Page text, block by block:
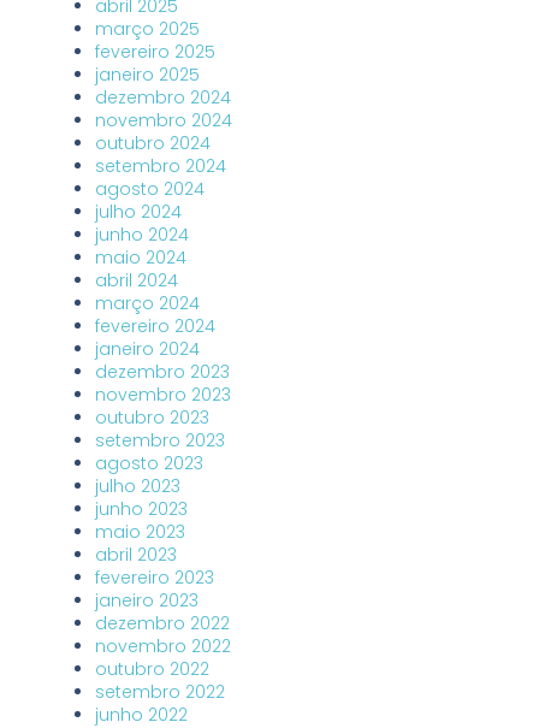
abril 2025
março 2025
fevereiro 2025
janeiro 2025
dezembro 2024
novembro 2024
outubro 2024
setembro 2024
agosto 2024
julho 2024
junho 2024
maio 2024
abril 2024
março 2024
fevereiro 2024
janeiro 2024
dezembro 2023
novembro 2023
outubro 2023
setembro 2023
agosto 2023
julho 2023
junho 2023
maio 2023
abril 2023
fevereiro 2023
janeiro 2023
dezembro 2022
novembro 2022
outubro 2022
setembro 2022
junho 2022